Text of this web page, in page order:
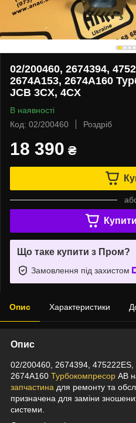
02/200460, 2674394,
2674A153, 2674A160
JCB 3CX, 4CX
В наявності
Код: 02/200460
Роздріб
18 390 ₴
Що таке купити з Пром?
Замовлення під захистом
Опис Характеристики
Опис
02/200460, 2674394, 475222ES,
2674A160 Турбокомпресор AB
запчастина для ремонту та
призначена для заміни
системи.